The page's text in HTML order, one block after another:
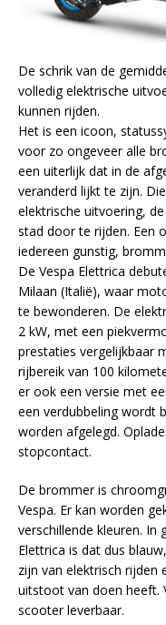
De schrik van de
volledig elektrische
kunnen rijden.
Het is een icoon,
voor zo ongeveer alle
een uiterlijk dat in de
veranderd lijkt te zijn.
elektrische uitvoering,
stad door te rijden. Een
iedereen gunstig,
De Vespa Elettrica
Milaan (Italië), waar
te bewonderen. De
2 kW, met een
prestaties vergelijkbaar
rijbereik van 100
er ook een versie met
een verdubbeling wordt
worden afgelegd.
stopcontact.
De brommer is
Vespa. Er kan worden
verschillende kleuren. In
Elettrica is dat dus
zijn van elektrisch rijden
uitstoot van doen heeft.
scooter leverbaar.